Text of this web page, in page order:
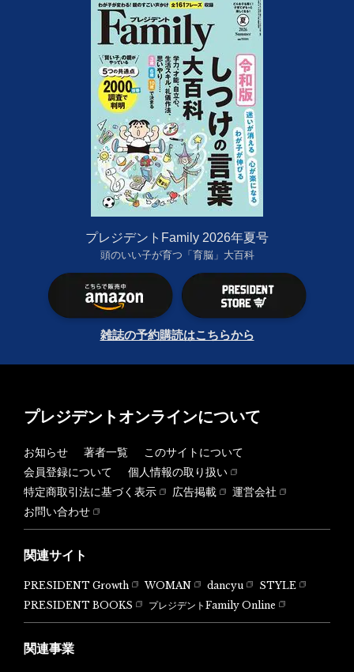
プレジデントFamily 2026年夏号
頭のいい子が育つ「育脳」大百科
雑誌の予約購読はこちらから
プレジデントオンラインについて
お知らせ 著者一覧
このサイトについて
会員登録について
個人情報の取り扱い
特定商取引法に基づく表示
広告掲載
運営会社
お問い合わせ
関連サイト
PRESIDENT Growth WOMAN dancyu
STYLE
PRESIDENT BOOKS
プレジデントFamily Online
関連事業